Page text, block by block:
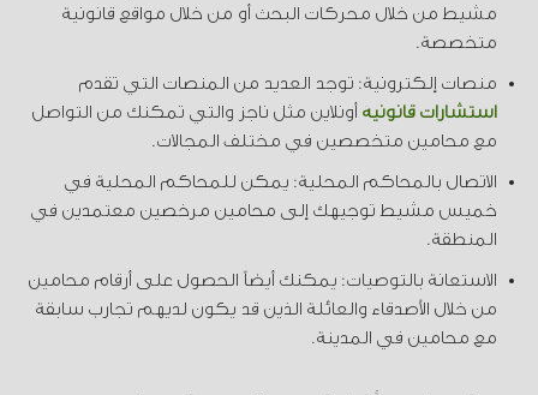
مشيط من خلال محركات البحث أو من خلال مواقع قانونية
متخصصة.
منصات إلكترونية: توجد العديد من المنصات التي تقدم
استشارات قانونية أونلاين مثل ناجز والتي تمكنك من التواصل
مع محامين متخصصين في مختلف المجالات.
الاتصال بالمحاكم المحلية: يمكن للمحاكم المحلية في
خميس مشيط توجيهك إلى محامين مرخصين معتمدين في
المنطقة.
الاستعانة بالتوصيات: يمكنك أيضاً الحصول على أرقام محامين
من خلال الأصدقاء والعائلة الذين قد يكون لديهم تجارب سابقة
مع محامين في المدينة.